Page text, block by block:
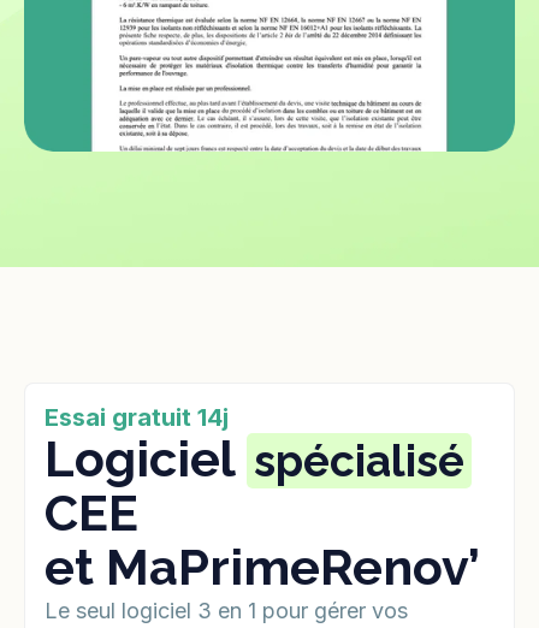
Essai gratuit 14j
Logiciel spécialisé
CEE
et MaPrimeRenov’
Le seul logiciel 3 en 1 pour gérer vos